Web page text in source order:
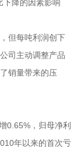
下降的因素影响
但每吨利润创下
司主动调整产品
销量带来的压
0.65%，归母净利
年以来的首次亏